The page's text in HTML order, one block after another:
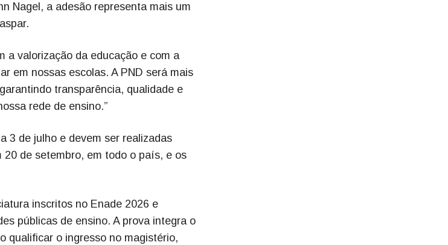
Nagel, a adesão representa mais um
a valorização da educação e com a
em nossas escolas. A PND será mais
transparência, qualidade e
rede de ensino.”
3 de julho e devem ser realizadas
20 de setembro, em todo o país, e os
inscritos no Enade 2026 e
públicas de ensino. A prova integra o
qualificar o ingresso no magistério,